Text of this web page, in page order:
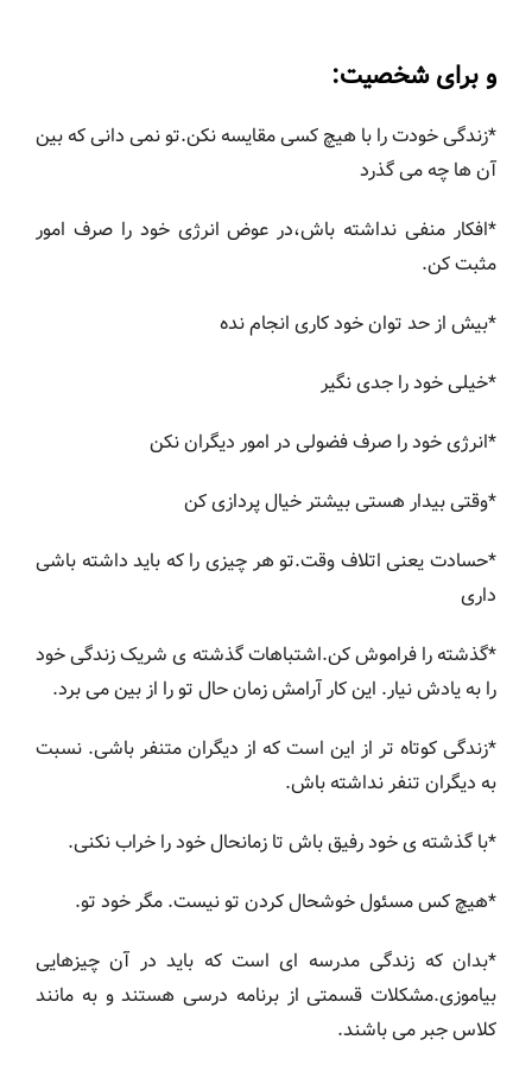
و برای شخصیت:
*زندگی خودت را با هیچ کسی مقایسه نکن.تو نمی دانی که بین
آن ها چه می گذرد
*افکار منفی نداشته باش،در عوض انرژی خود را صرف امور
مثبت کن.
*بیش از حد توان خود کاری انجام نده
*خیلی خود را جدی نگیر
*انرژی خود را صرف فضولی در امور دیگران نکن
*وقتی بیدار هستی بیشتر خیال پردازی کن
*حسادت یعنی اتلاف وقت.تو هر چیزی را که باید داشته باشی
داری
*گذشته را فراموش کن.اشتباهات گذشته ی شریک زندگی خود
را به یادش نیار. این کار آرامش زمان حال تو را از بین می برد.
*زندگی کوتاه تر از این است که از دیگران متنفر باشی. نسبت
به دیگران تنفر نداشته باش.
*با گذشته ی خود رفیق باش تا زمانحال خود را خراب نکنی.
*هیچ کس مسئول خوشحال کردن تو نیست. مگر خود تو.
*بدان که زندگی مدرسه ای است که باید در آن چیزهایی
بیاموزی.مشکلات قسمتی از برنامه درسی هستند و به مانند
کلاس جبر می باشند.